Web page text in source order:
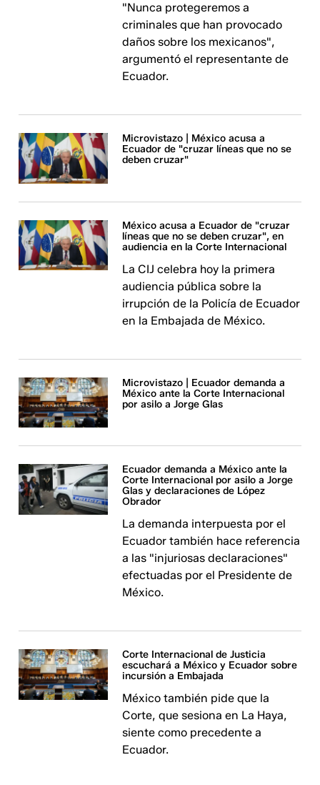
"Nunca protegeremos a
criminales que han provocado
daños sobre los mexicanos",
argumentó el representante de
Ecuador.
Microvistazo | México acusa a
Ecuador de "cruzar líneas que no se
deben cruzar"
México acusa a Ecuador de "cruzar
líneas que no se deben cruzar", en
audiencia en la Corte Internacional
La CIJ celebra hoy la primera
audiencia pública sobre la
irrupción de la Policía de Ecuador
en la Embajada de México.
Microvistazo | Ecuador demanda a
México ante la Corte Internacional
por asilo a Jorge Glas
Ecuador demanda a México ante la
Corte Internacional por asilo a Jorge
Glas y declaraciones de López
Obrador
La demanda interpuesta por el
Ecuador también hace referencia
a las "injuriosas declaraciones"
efectuadas por el Presidente de
México.
Corte Internacional de Justicia
escuchará a México y Ecuador sobre
incursión a Embajada
México también pide que la
Corte, que sesiona en La Haya,
siente como precedente a
Ecuador.